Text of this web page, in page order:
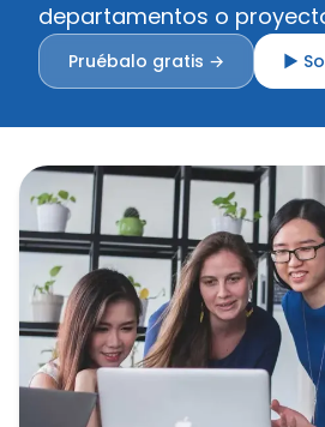
departamentos o
Pruébalo gratis → ▶